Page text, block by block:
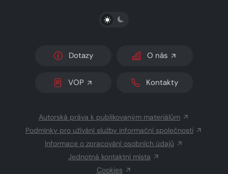
PŘEPNOUT SVĚTLÝ/TMAVÝ REŽIM
Dotazy O nás
VOP Kontakty
Autorská práva k publikovaným materiálům
Podmínky pro užívání služby informační společnosti
Informace o zpracování osobních údajů
Jednotná kontaktní místa
Cookies